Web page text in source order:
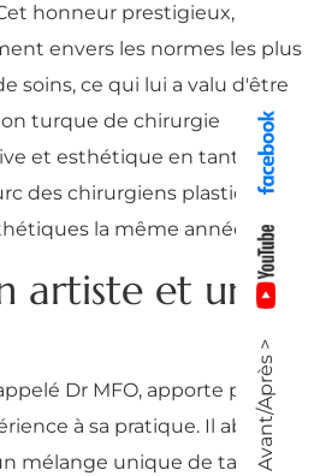
honneur prestigieux,
envers les normes les plus
soins, ce qui lui a valu d'être
turque de chirurgie
et esthétique en tant que
des chirurgiens plastiques,
la même année.
artiste et un
Dr MFO, apporte plus
à sa pratique. Il aborde
mélange unique de talent
Avant/Après >